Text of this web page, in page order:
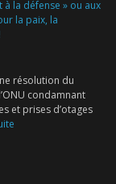
à la défense » ou aux
la paix, la
résolution du
condamnant
et prises d’otages